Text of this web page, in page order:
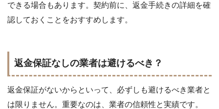
できる場合もあります。契約前に、返金手続きの詳細を確
認しておくことをおすすめします。
返金保証なしの業者は避けるべき？
返金保証がないからといって、必ずしも避けるべき業者と
は限りません。重要なのは、業者の信頼性と実績です。